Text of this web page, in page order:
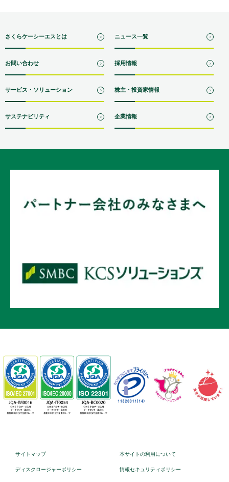
さくらケーシーエスとは ニュース一覧
お問い合わせ 採用情報
サービス・ソリューション 株主・投資家情報
サステナビリティ 企業情報
サイトマップ 本サイトの利用について
ディスクロージャーポリシー 情報セキュリティポリシー